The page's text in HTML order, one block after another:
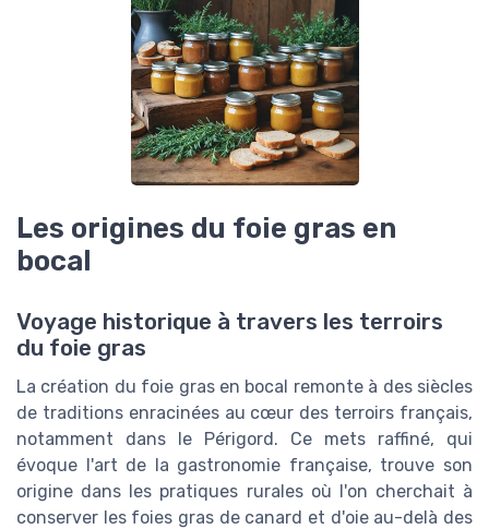
Les origines du foie gras en
bocal
Voyage historique à travers les terroirs
du foie gras
La création du foie gras en bocal remonte à des siècles
de traditions enracinées au cœur des terroirs français,
notamment dans le Périgord. Ce mets raffiné, qui
évoque l'art de la gastronomie française, trouve son
origine dans les pratiques rurales où l'on cherchait à
conserver les foies gras de canard et d'oie au-delà des